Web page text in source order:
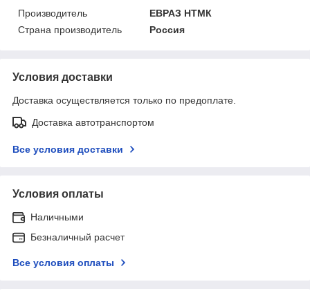
Производитель
ЕВРАЗ НТМК
Страна производитель
Россия
Условия доставки
Доставка осуществляется только по предоплате.
Доставка автотранспортом
Все условия доставки
Условия оплаты
Наличными
Безналичный расчет
Все условия оплаты